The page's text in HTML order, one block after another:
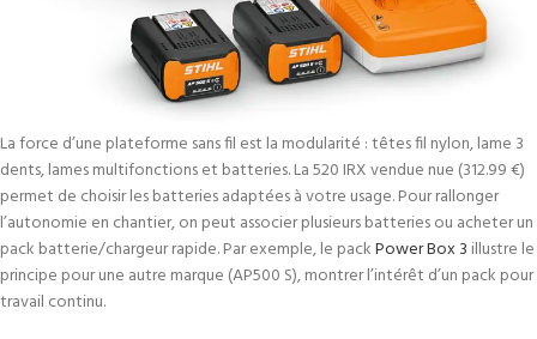
La force d’une plateforme sans fil est la modularité : têtes fil nylon, lame 3
dents, lames multifonctions et batteries. La 520 IRX vendue nue (312.99 €)
permet de choisir les batteries adaptées à votre usage. Pour rallonger
l’autonomie en chantier, on peut associer plusieurs batteries ou acheter un
pack batterie/chargeur rapide. Par exemple, le packPower Box 3 illustre le
principe pour une autre marque (AP500 S), montrer l’intérêt d’un pack pour
travail continu.